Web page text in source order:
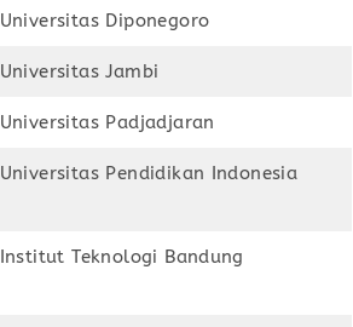
Universitas Diponegoro
Universitas Jambi
Universitas Padjadjaran
Universitas Pendidikan Indonesia
Institut Teknologi Bandung